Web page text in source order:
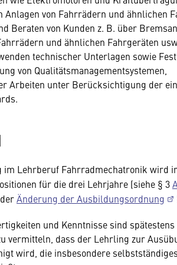
Anlagen von Fahrrädern und ähnlichen
Beraten von Kunden z. B. über
und ähnlichen Fahrgeräten
technischer Unterlagen sowie
von Qualitätsmanagementsystemen,
Arbeiten unter Berücksichtigung der
im Lehrberuf Fahrradmechatronik wird
für die drei Lehrjahre (siehe § 3
Änderung der Ausbildungsordnung
und Kenntnisse sind
vermitteln, dass der Lehrling zur
wird, die insbesondere